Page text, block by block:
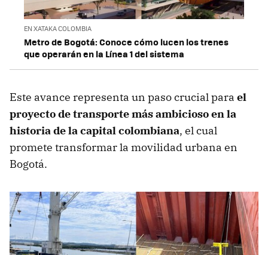
EN XATAKA COLOMBIA
Metro de Bogotá: Conoce cómo lucen los trenes
que operarán en la Línea 1 del sistema
Este avance representa un paso crucial para el
proyecto de transporte más ambicioso en la
historia de la capital colombiana, el cual
promete transformar la movilidad urbana en
Bogotá.